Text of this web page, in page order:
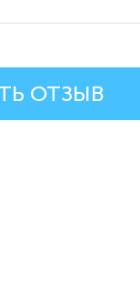
ОТЗЫВ